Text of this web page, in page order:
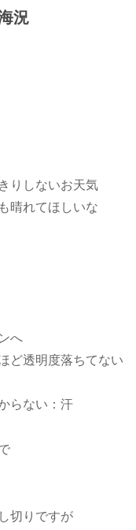
況
りしないお天気
晴れてほしいな
へ
ど透明度落ちてない
らない：汗
切りですが